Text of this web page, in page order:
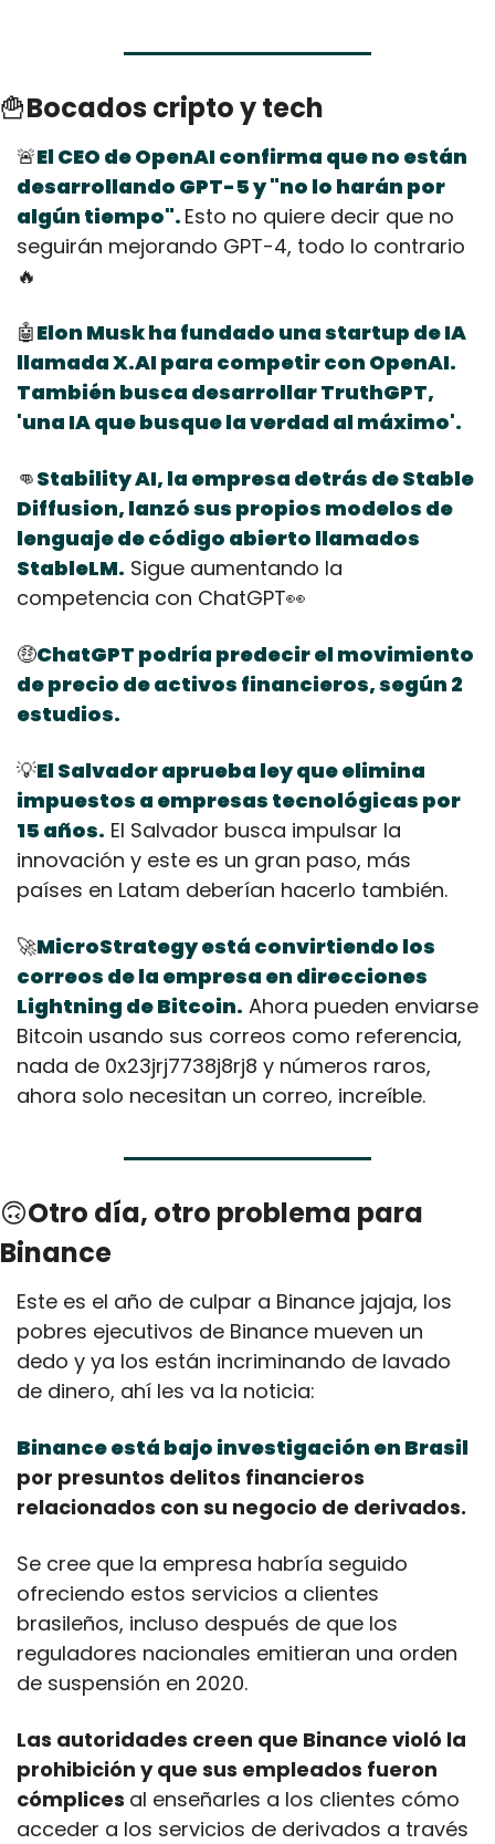
🍟Bocados cripto y tech
🚨El CEO de OpenAI confirma que no están
desarrollando GPT-5 y "no lo harán por
algún tiempo". Esto no quiere decir que no
seguirán mejorando GPT-4, todo lo contrario
🔥
🤖Elon Musk ha fundado una startup de IA
llamada X.AI para competir con OpenAI.
También busca desarrollar TruthGPT,
'una IA que busque la verdad al máximo'.
👊Stability AI, la empresa detrás de Stable
Diffusion, lanzó sus propios modelos de
lenguaje de código abierto llamados
StableLM. Sigue aumentando la
competencia con ChatGPT👀
🤑ChatGPT podría predecir el movimiento
de precio de activos financieros, según 2
estudios.
💡El Salvador aprueba ley que elimina
impuestos a empresas tecnológicas por
15 años. El Salvador busca impulsar la
innovación y este es un gran paso, más
países en Latam deberían hacerlo también.
🚀MicroStrategy está convirtiendo los
correos de la empresa en direcciones
Lightning de Bitcoin. Ahora pueden enviarse
Bitcoin usando sus correos como referencia,
nada de 0x23jrj7738j8rj8 y números raros,
ahora solo necesitan un correo, increíble.
🙃Otro día, otro problema para
Binance
Este es el año de culpar a Binance jajaja, los
pobres ejecutivos de Binance mueven un
dedo y ya los están incriminando de lavado
de dinero, ahí les va la noticia:
Binance está bajo investigación en Brasil
por presuntos delitos financieros
relacionados con su negocio de derivados.
Se cree que la empresa habría seguido
ofreciendo estos servicios a clientes
brasileños, incluso después de que los
reguladores nacionales emitieran una orden
de suspensión en 2020.
Las autoridades creen que Binance violó la
prohibición y que sus empleados fueron
cómplices al enseñarles a los clientes cómo
acceder a los servicios de derivados a través